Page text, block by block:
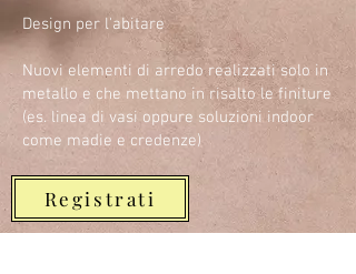
Design per l'abitare
Nuovi elementi di arredo realizzati solo in
metallo e che mettano in risalto le finiture
(es. linea di vasi oppure soluzioni indoor
come madie e credenze)
Registrati